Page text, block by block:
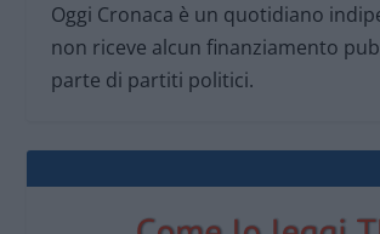
Oggi Cronaca è un quotidiano
non riceve alcun finanziamento
parte di partiti politici.